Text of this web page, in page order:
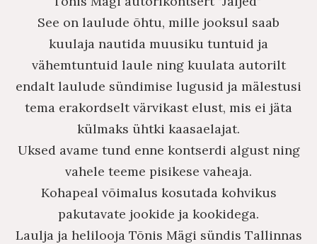
See on laulude õhtu, mille jooksul saab
kuulaja nautida muusiku tuntuid ja
vähemtuntuid laule ning kuulata autorilt
endalt laulude sündimise lugusid ja mälestusi
tema erakordselt värvikast elust, mis ei jäta
külmaks ühtki kaasaelajat.
Uksed avame tund enne kontserdi algust ning
vahele teeme pisikese vaheaja.
Kohapeal võimalus kosutada kohvikus
pakutavate jookide ja kookidega.
Laulja ja helilooja Tõnis Mägi sündis Tallinnas